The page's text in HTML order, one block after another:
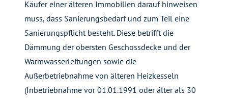
Käufer einer älteren Immobilien darauf hinweisen
muss, dass Sanierungsbedarf und zum Teil eine
Sanierungspflicht besteht. Diese betrifft die
Dämmung der obersten Geschossdecke und der
Warmwasserleitungen sowie die
Außerbetriebnahme von älteren Heizkesseln
(Inbetriebnahme vor 01.01.1991 oder älter als 30